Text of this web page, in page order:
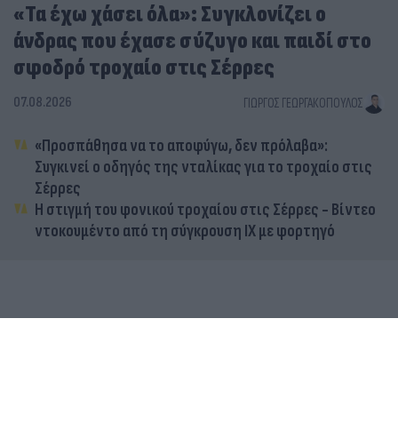
«Τα έχω χάσει όλα»: Συγκλονίζει ο
άνδρας που έχασε σύζυγο και παιδί στο
σφοδρό τροχαίο στις Σέρρες
07.08.2026 ΓΙΏΡΓΟΣ ΓΕΩΡΓΑΚΌΠΟΥΛΟΣ
«Προσπάθησα να το αποφύγω, δεν πρόλαβα»:
Συγκινεί ο οδηγός της νταλίκας για το τροχαίο στις
Σέρρες
Η στιγμή του φονικού τροχαίου στις Σέρρες - Βίντεο
ντοκουμέντο από τη σύγκρουση ΙΧ με φορτηγό